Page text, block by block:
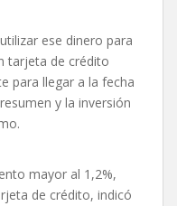
ese dinero para
tarjeta de crédito
para llegar a la fecha
y la inversión
mayor al 1,2%,
de crédito, indicó